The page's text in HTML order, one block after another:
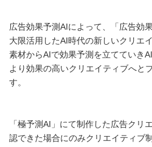
広告効果予測AIによって、「広告効
大限活用したAI時代の新しいクリエ
素材からAIで効果予測を立てていき
より効果の高いクリエイティブへと
す。
「極予測AI」にて制作した広告クリ
認できた場合にのみクリエイティブ